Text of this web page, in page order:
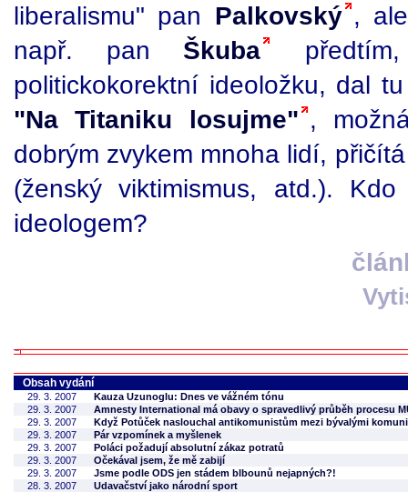
liberalismu" pan Palkovský ,
např. pan Škuba
politickokorektní ideoložku, dal
"Na Titaniku losujme" ,
dobrým zvykem mnoha lidí,
(ženský viktimismus, atd.).
ideologem?
Obsah vydání
29. 3. 2007
Kauza Uzunoglu: Dnes ve vážném tónu
29. 3. 2007
Amnesty International má obavy o spravedlivý průběh procesu
29. 3. 2007
Když Potůček naslouchal antikomunistům mezi bývalými
29. 3. 2007
Pár vzpomínek a myšlenek
29. 3. 2007
Poláci požadují absolutní zákaz potratů
29. 3. 2007
Očekával jsem, že mě zabijí
29. 3. 2007
Jsme podle ODS jen stádem blbounů nejapných?!
28. 3. 2007
Udavačství jako národní sport